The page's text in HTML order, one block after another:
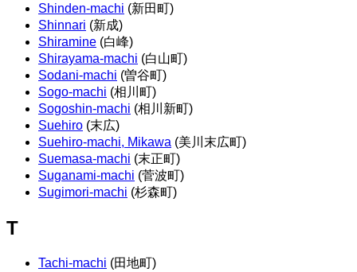
Shinden-machi (新田町)
Shinnari (新成)
Shiramine (白峰)
Shirayama-machi (白山町)
Sodani-machi (曽谷町)
Sogo-machi (相川町)
Sogoshin-machi (相川新町)
Suehiro (末広)
Suehiro-machi, Mikawa (美川末広町)
Suemasa-machi (末正町)
Suganami-machi (菅波町)
Sugimori-machi (杉森町)
T
Tachi-machi (田地町)